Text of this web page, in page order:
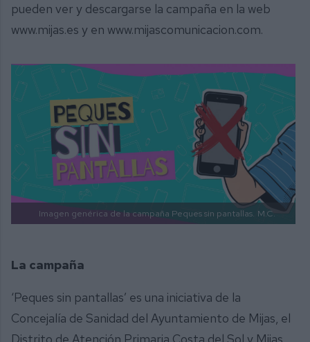
pueden ver y descargarse la campaña en la web
www.mijas.es y en www.mijascomunicacion.com.
Imagen genérica de la campaña Peques sin pantallas. M.C.
La campaña
‘Peques sin pantallas’ es una iniciativa de la
Concejalía de Sanidad del Ayuntamiento de Mijas, el